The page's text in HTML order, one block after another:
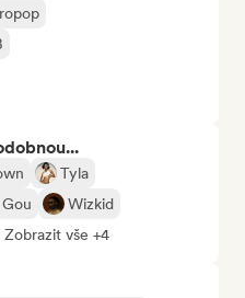
Tyla
Wizkid
Zobrazit vše +4